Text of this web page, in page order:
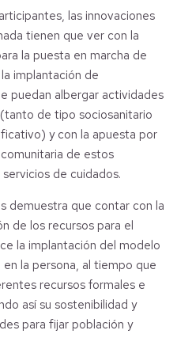
las innovaciones
tienen que ver con la
la puesta en marcha de
implantación de
puedan albergar actividades
de tipo sociosanitario
y con la apuesta por
de estos
de cuidados.
demuestra que contar con la
de los recursos para el
la implantación del modelo
la persona, al tiempo que
recursos formales e
así su sostenibilidad y
para fijar población y